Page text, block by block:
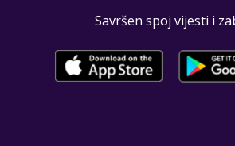
Savršen spoj vijesti i